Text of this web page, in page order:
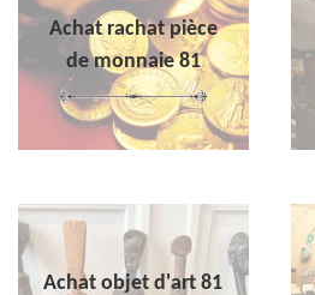
Achat rachat pièce
de monnaie 81
Achat objet d'art 81